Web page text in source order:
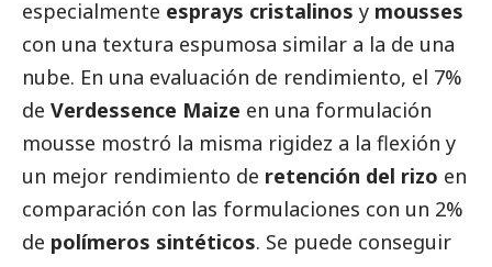
especialmente esprays cristalinos y mousses
con una textura espumosa similar a la de una
nube. En una evaluación de rendimiento, el 7%
de Verdessence Maize en una formulación
mousse mostró la misma rigidez a la flexión y
un mejor rendimiento de retención del rizo en
comparación con las formulaciones con un 2%
de polímeros sintéticos. Se puede conseguir